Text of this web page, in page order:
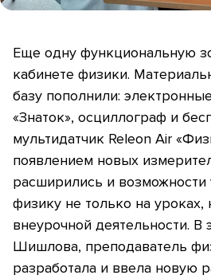
Еще одну функциональную
кабинете физики.
базу пополнили:
«Знаток», осциллограф и
мультидатчик Releon Air
появлением новых
расширились и возможности
физику не только на уроках,
внеурочной деятельности.
Шишлова, преподаватель
разработала и ввела новую